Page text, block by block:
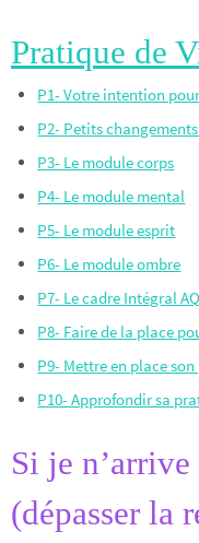
Pratique de
P1- Votre intention
P2- Petits
P3- Le module corps
P4- Le module mental
P5- Le module esprit
P6- Le module ombre
P7- Le cadre Intégral
P8- Faire de la place
P9- Mettre en place
P10- Approfondir sa
Si je
(dépasser la